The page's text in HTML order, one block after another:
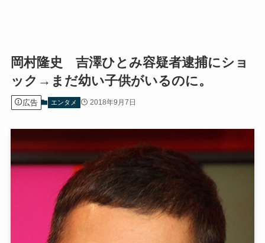
岡村隆史 吉澤ひとみ容疑者逮捕にショ
ック→まだ幼い子供がいるのに。
広告 エンタメ 2018年9月7日